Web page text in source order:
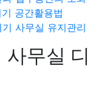
공간활용법
사무실 유지관리
무실 디